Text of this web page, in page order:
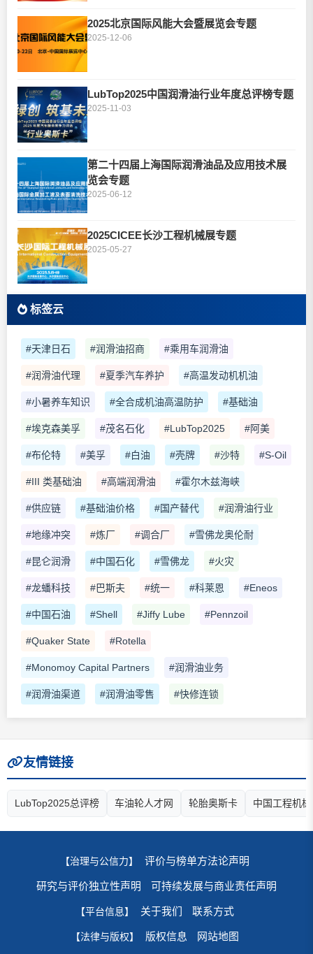
2025北京国际风能大会暨展览会专题
2025-12-06
LubTop2025中国润滑油行业年度总评榜专题
2025-11-03
第二十四届上海国际润滑油品及应用技术展
览会专题
2025-06-12
2025CICEE长沙工程机械展专题
2025-05-27
标签云
#天津日石 #润滑油招商 #乘用车润滑油
#润滑油代理 #夏季汽车养护 #高温发动机机油
#小暑养车知识 #全合成机油高温防护 #基础油
#埃克森美孚 #茂名石化 #LubTop2025 #阿美
#布伦特 #美孚 #白油 #壳牌 #沙特 #S-Oil
#III 类基础油 #高端润滑油 #霍尔木兹海峡
#供应链 #基础油价格 #国产替代 #润滑油行业
#地缘冲突 #炼厂 #调合厂 #雪佛龙奥伦耐
#昆仑润滑 #中国石化 #雪佛龙 #火灾
#龙蟠科技 #巴斯夫 #统一 #科莱恩 #Eneos
#中国石油 #Shell #Jiffy Lube #Pennzoil
#Quaker State #Rotella
#Monomoy Capital Partners #润滑油业务
#润滑油渠道 #润滑油零售 #快修连锁
友情链接
LubTop2025总评榜 车油轮人才网 轮胎奥斯卡 中国工程机
【治理与公信力】 评价与榜单方法论声明
研究与评价独立性声明 可持续发展与商业责任声明
【平台信息】 关于我们 联系方式
【法律与版权】 版权信息 网站地图